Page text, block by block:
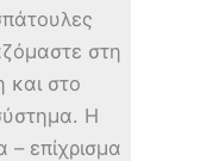
στη
και στο
Η
– επίχρισμα